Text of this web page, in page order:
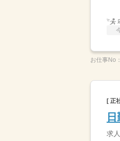
お仕事No：
[ 正
求